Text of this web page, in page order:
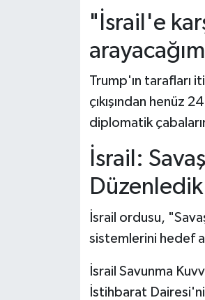
"İsrail'e
Trump'ın tarafları
çıkışından henüz
diplomatik
İsrail:
Düzenledik
İsrail ordusu,
sistemlerini hedef
İsrail Savunma
İstihbarat